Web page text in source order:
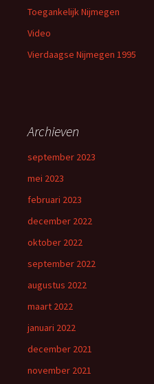
Toegankelijk Nijmegen
Video
Vierdaagse Nijmegen 1995
Archieven
september 2023
mei 2023
februari 2023
december 2022
oktober 2022
september 2022
augustus 2022
maart 2022
januari 2022
december 2021
november 2021